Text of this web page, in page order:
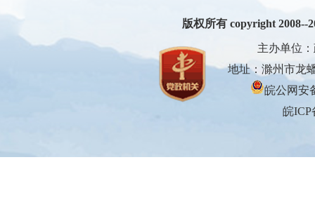
版权所有 copyright 2008--
主办单位
地址：滁州市龙
皖公网安
皖ICP